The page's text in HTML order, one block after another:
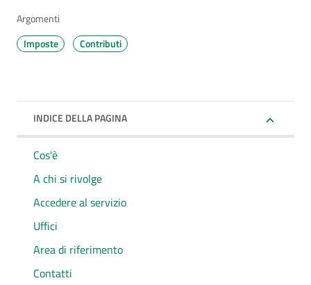
Argomenti
Imposte
Contributi
INDICE DELLA PAGINA
Cos'è
A chi si rivolge
Accedere al servizio
Uffici
Area di riferimento
Contatti